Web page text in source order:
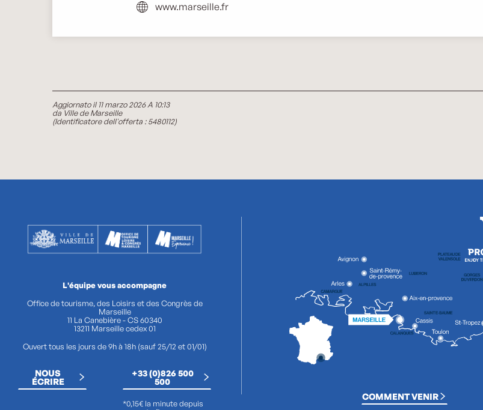
www.marseille.fr
Aggiornato il 11 marzo 2026 A 10:13
da Ville de Marseille
(Identificatore dell'offerta :5480112)
L'équipe vous accompagne
Office de tourisme, des Loisirs et des Congrès de
Marseille
11 La Canebière - CS 60340
13211 Marseille cedex 01
Ouvert tous les jours de 9h à 18h (sauf 25/12 et 01/01)
NOUS
ÉCRIRE
+33 (0)826 500
500
*0,15€ la minute depuis
COMMENT VENIR